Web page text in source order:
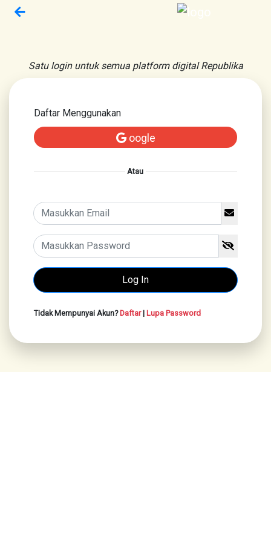
Satu login untuk semua platform digital Republika
Daftar Menggunakan
oogle
Atau
Tidak Mempunyai Akun?Daftar| Lupa Password